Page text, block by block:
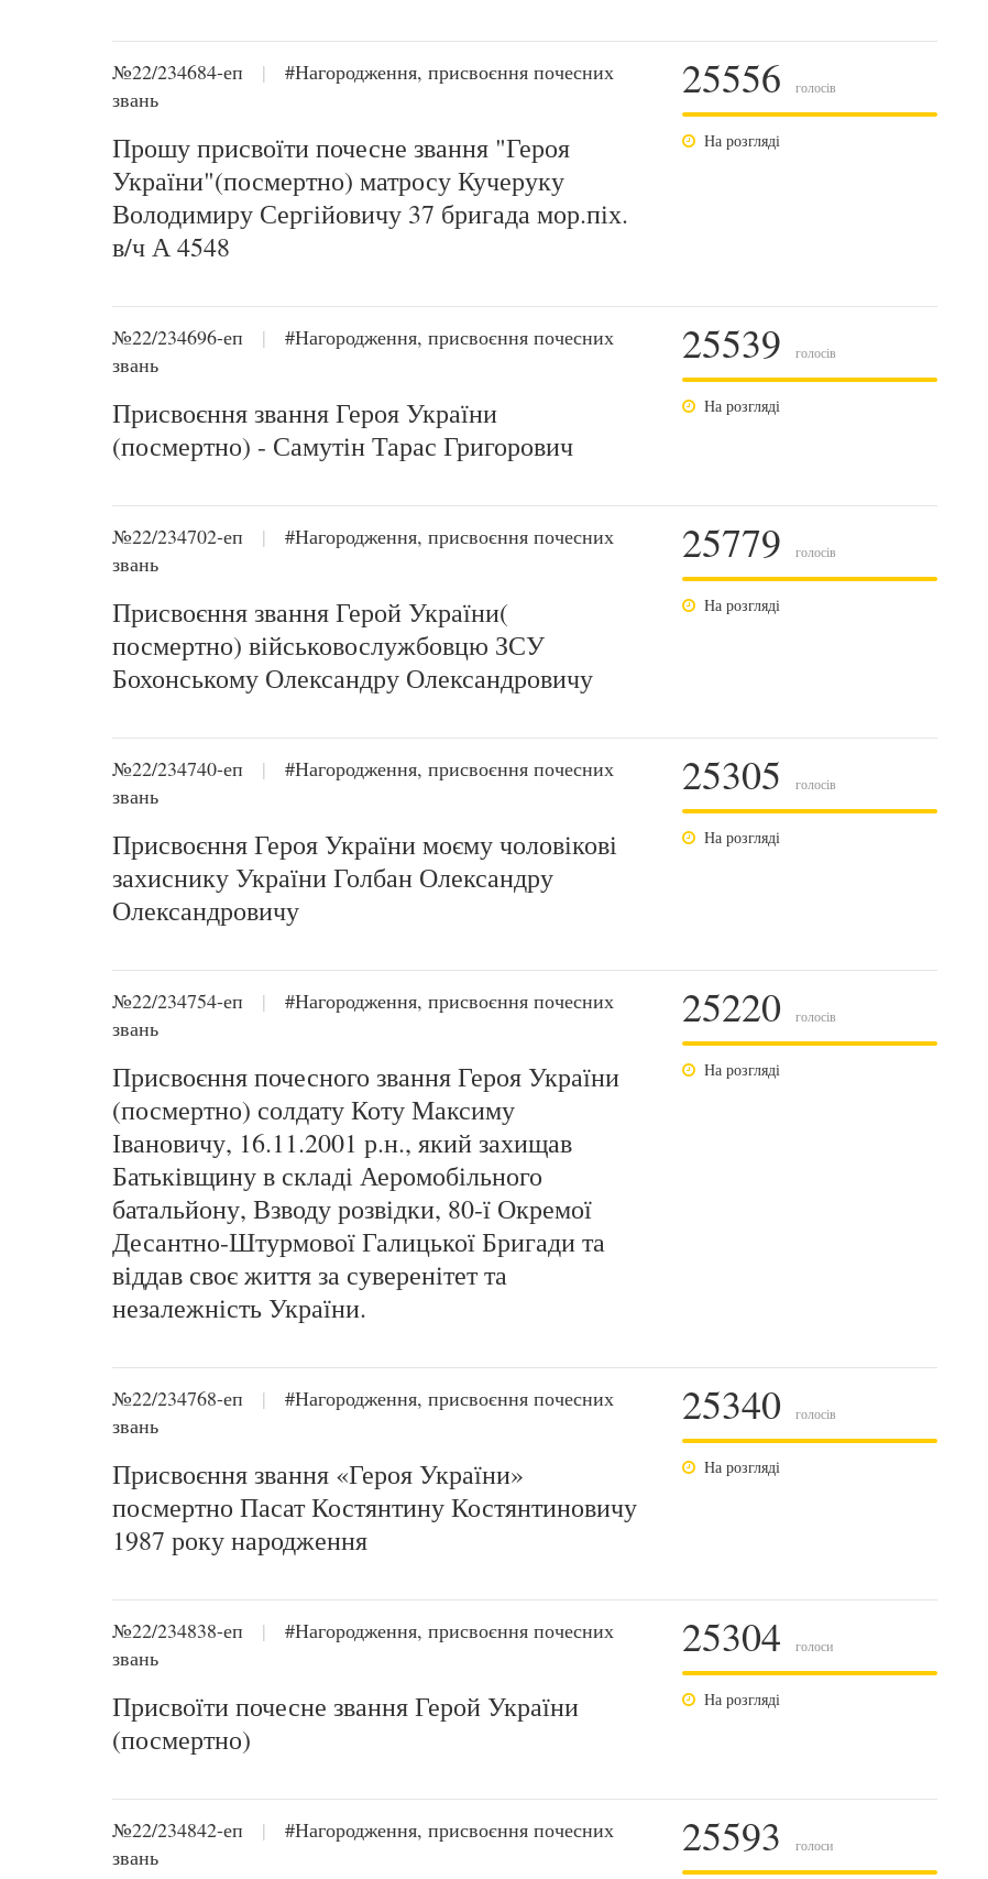
№22/234684-еп |
#Нагородження, присвоєння почесних
звань
Прошу присвоїти почесне звання "Героя
України"(посмертно) матросу Кучеруку
Володимиру Сергійовичу 37 бригада мор.піх.
в/ч А 4548
25556 голосів
На розгляді
№22/234696-еп |
#Нагородження, присвоєння почесних
звань
Присвоєння звання Героя України
(посмертно) - Самутін Тарас Григорович
25539 голосів
На розгляді
№22/234702-еп |
#Нагородження, присвоєння почесних
звань
Присвоєння звання Герой України(
посмертно) військовослужбовцю ЗСУ
Бохонському Олександру Олександровичу
25779 голосів
На розгляді
№22/234740-еп |
#Нагородження, присвоєння почесних
звань
Присвоєння Героя України моєму чоловікові
захиснику України Голбан Олександру
Олександровичу
25305 голосів
На розгляді
№22/234754-еп |
#Нагородження, присвоєння почесних
звань
Присвоєння почесного звання Героя України
(посмертно) солдату Коту Максиму
Івановичу, 16.11.2001 р.н., який захищав
Батьківщину в складі Аеромобільного
батальйону, Взводу розвідки, 80-ї Окремої
Десантно-Штурмової Галицької Бригади та
віддав своє життя за суверенітет та
незалежність України.
25220 голосів
На розгляді
№22/234768-еп |
#Нагородження, присвоєння почесних
звань
Присвоєння звання «Героя України»
посмертно Пасат Костянтину Костянтиновичу
1987 року народження
25340 голосів
На розгляді
№22/234838-еп |
#Нагородження, присвоєння почесних
звань
Присвоїти почесне звання Герой України
(посмертно)
25304 голоси
На розгляді
№22/234842-еп |
#Нагородження, присвоєння почесних
звань
25593 голоси